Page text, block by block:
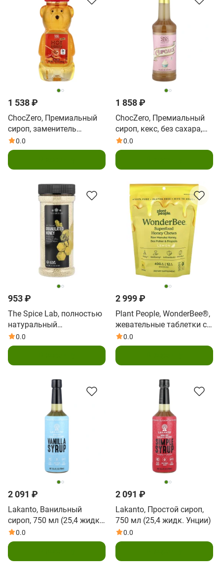
1 538 ₽
ChocZero, Премиальный
сироп, заменитель
горячего меда, 297 г (10,5
унции)
0.0
1 858 ₽
ChocZero, Премиальный
сироп, кекс, без сахара,
750 мл (25,4 жидк. Унции)
0.0
953 ₽
The Spice Lab, полностью
натуральный
гранулированный мед,
274 г (9,7 унции)
0.0
2 999 ₽
Plant People, WonderBee®,
жевательные таблетки с
медом из
суперпродуктов, лимон,
жевательных таблеток
0.0
2 091 ₽
Lakanto, Ванильный
сироп, 750 мл (25,4 жидк.
Унции)
0.0
2 091 ₽
Lakanto, Простой сироп,
750 мл (25,4 жидк. Унции)
0.0